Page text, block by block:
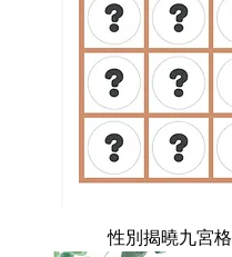
性別揭曉九宮